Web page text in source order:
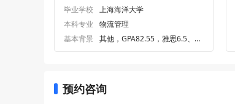
毕业学校
上海海洋大学
本科专业
物流管理
基本背景
其他，GPA82.55，雅思6.5、六
预约咨询